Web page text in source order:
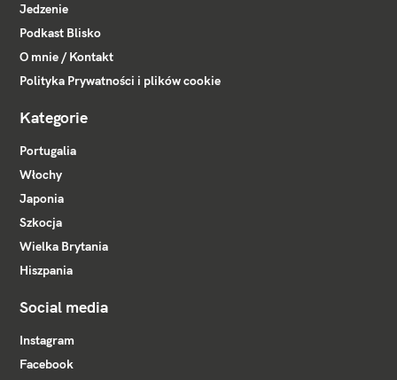
Jedzenie
Podkast Blisko
O mnie / Kontakt
Polityka Prywatności i plików cookie
Kategorie
Portugalia
Włochy
Japonia
Szkocja
Wielka Brytania
Hiszpania
Social media
Instagram
Facebook